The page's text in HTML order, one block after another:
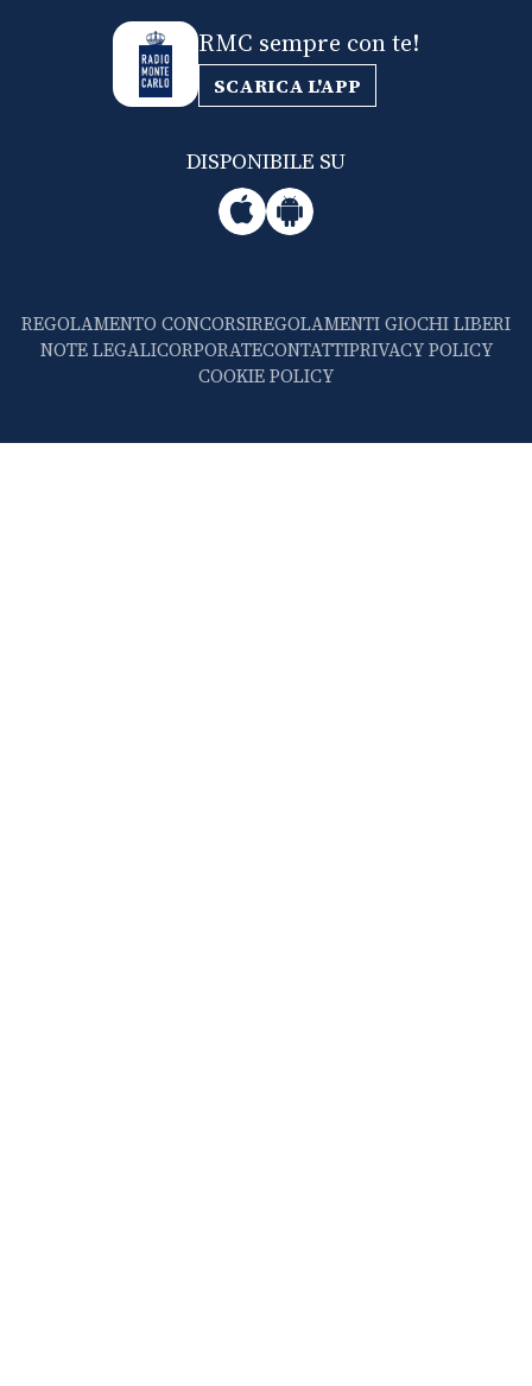
RMC sempre con te!
SCARICA L'APP
DISPONIBILE SU
REGOLAMENTO CONCORSIREGOLAMENTI GIOCHI LIBERI
NOTE LEGALICORPORATECONTATTIPRIVACY POLICY
COOKIE POLICY